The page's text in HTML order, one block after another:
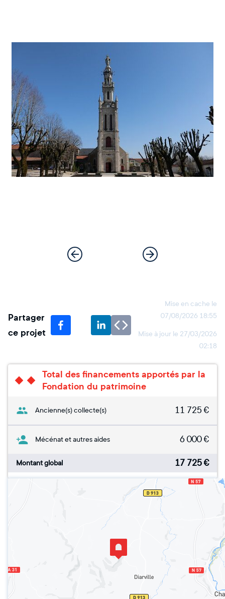
Partager
ce projet
Mise en cache le
07/08/2026 18:55
Mise à jour le 27/03/2026
02:18
Total des financements apportés par la
Fondation du patrimoine
Ancienne(s) collecte(s) 11 725 €
Mécénat et autres aides 6 000€
Montant global 17 725€